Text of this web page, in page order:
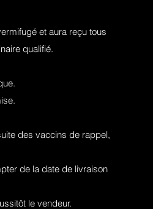
et aura reçu tous
qualifié.
des vaccins de rappel,
de la date de livraison
le vendeur.